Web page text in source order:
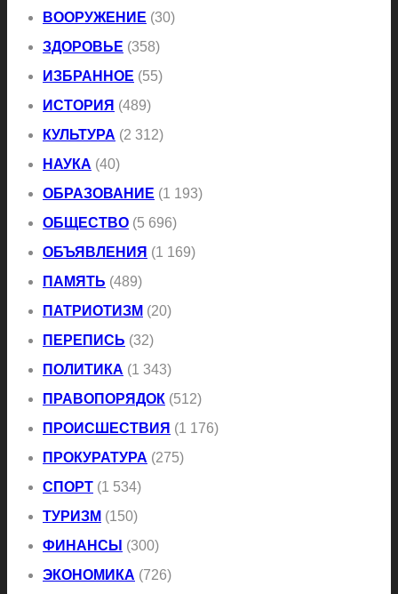
ВООРУЖЕНИЕ (30)
ЗДОРОВЬЕ (358)
ИЗБРАННОЕ (55)
ИСТОРИЯ (489)
КУЛЬТУРА (2 312)
НАУКА (40)
ОБРАЗОВАНИЕ (1 193)
ОБЩЕСТВО (5 696)
ОБЪЯВЛЕНИЯ (1 169)
ПАМЯТЬ (489)
ПАТРИОТИЗМ (20)
ПЕРЕПИСЬ (32)
ПОЛИТИКА (1 343)
ПРАВОПОРЯДОК (512)
ПРОИСШЕСТВИЯ (1 176)
ПРОКУРАТУРА (275)
СПОРТ (1 534)
ТУРИЗМ (150)
ФИНАНСЫ (300)
ЭКОНОМИКА (726)